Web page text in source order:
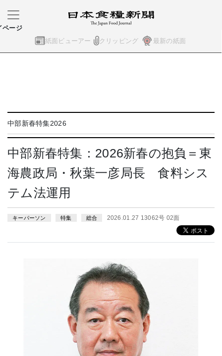
紙面ビューアー クリッピング 最新の紙面
ページ
中部新春特集2026
中部新春特集：2026新春の抱負＝東
海農政局・秋葉一彦局長 食料シス
テム法運用
キーパーソン 特集 総合 2026.01.27 13062号 02面